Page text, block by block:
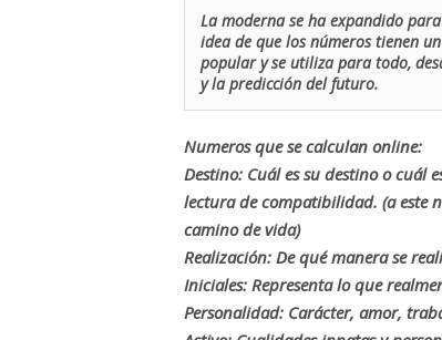
La moderna se ha expandido
idea de que los números tienen
popular y se utiliza para todo,
y la predicción del futuro.
Numeros que se calculan online:
Destino: Cuál es su destino o cuál
lectura de compatibilidad. (a este
camino de vida)
Realización: De qué manera se
Iniciales: Representa lo que
Personalidad: Carácter, amor,